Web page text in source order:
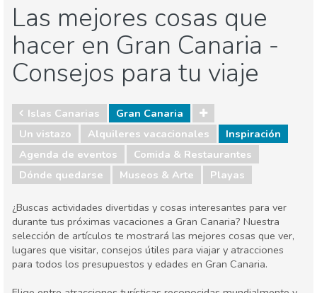
Las mejores cosas que
hacer en Gran Canaria -
Consejos para tu viaje
Islas Canarias
Gran Canaria
Un vistazo
Alquileres vacacionales
Inspiración
Agenda de eventos
Comida & Restaurantes
Dónde quedarse
Museos & Arte Playas
¿Buscas actividades divertidas y cosas interesantes para ver
durante tus próximas vacaciones a Gran Canaria? Nuestra
selección de artículos te mostrará las mejores cosas que ver,
lugares que visitar, consejos útiles para viajar y atracciones
para todos los presupuestos y edades en Gran Canaria.